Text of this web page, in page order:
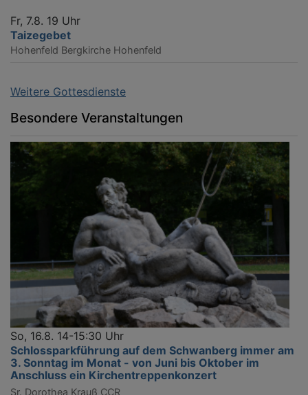
Fr, 7.8. 19 Uhr
Taizegebet
Hohenfeld Bergkirche Hohenfeld
Weitere Gottesdienste
Besondere Veranstaltungen
So, 16.8. 14-15:30 Uhr
Schlossparkführung auf dem Schwanberg immer am
3. Sonntag im Monat - von Juni bis Oktober im
Anschluss ein Kirchentreppenkonzert
Sr. Dorothea Krauß CCR